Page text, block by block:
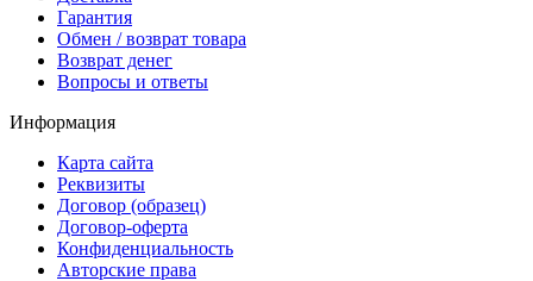
Гарантия
Обмен / возврат товара
Возврат денег
Вопросы и ответы
Информация
Карта сайта
Реквизиты
Договор (образец)
Договор-оферта
Конфиденциальность
Авторские права